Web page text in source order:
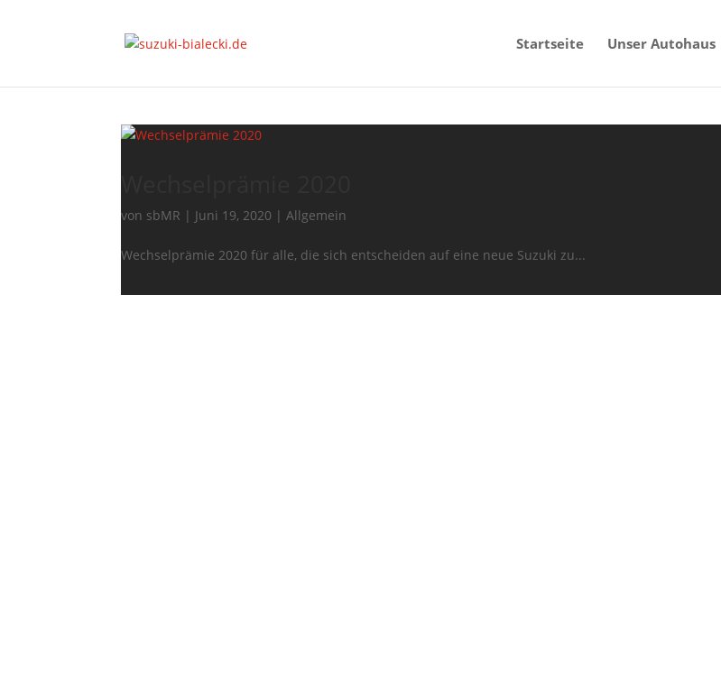
Startseite Unser Autohaus
von sbMR | Juni 19, 2020 |Allgemein
Wechselprämie 2020 für alle, die sich entscheiden auf eine neue Suzuki zu...